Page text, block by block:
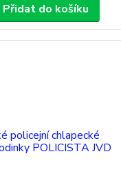
Přidat do košíku